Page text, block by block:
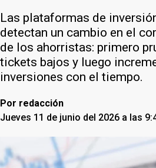
Las plataformas de
detectan un cambio en el
de los ahorristas: primero
tickets bajos y luego
inversiones con el tiempo.
Por redacción
Jueves 11 de junio del 2026 a las